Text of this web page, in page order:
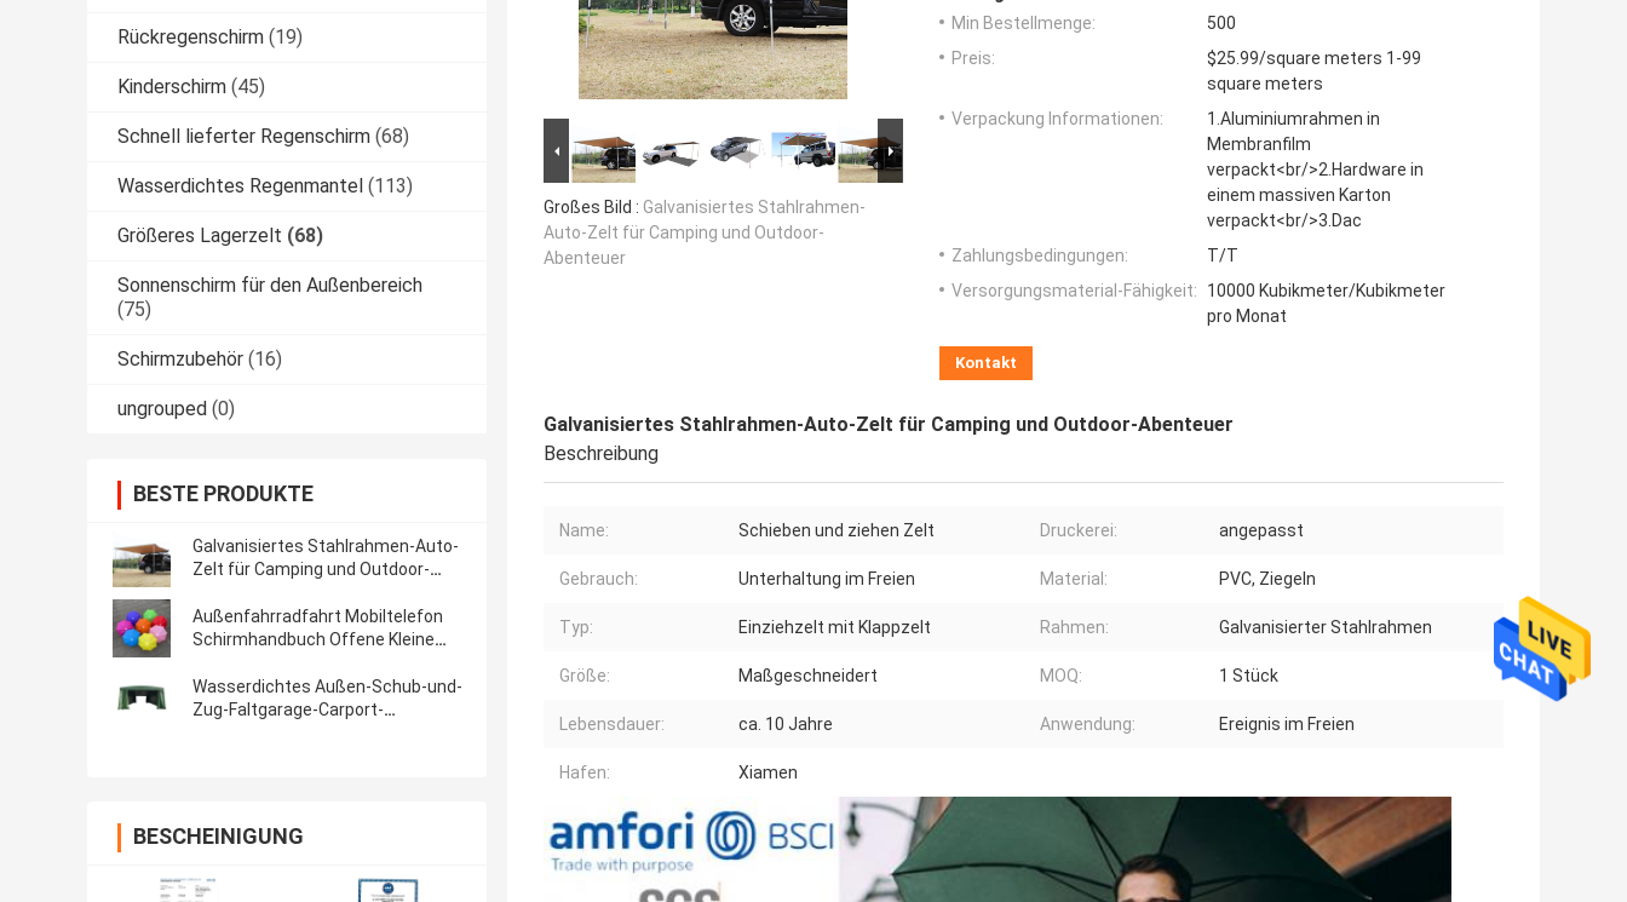
Rückregenschirm (19)
Kinderschirm (45)
Schnell lieferter Regenschirm (68)
Wasserdichtes Regenmantel (113)
Größeres Lagerzelt (68)
Sonnenschirm für den Außenbereich
(75)
Schirmzubehör (16)
ungrouped (0)
BESTE PRODUKTE
Galvanisiertes Stahlrahmen-Auto-
Zelt für Camping und Outdoor-
Außenfahrradfahrt Mobiltelefon
Schirmhandbuch Offene Kleine
Wasserdichtes Außen-Schub-und-
Zug-Faltgarage-Carport-
BESCHEINIGUNG
Großes Bild : Galvanisiertes Stahlrahmen-
Auto-Zelt für Camping und Outdoor-
Abenteuer
Min Bestellmenge:
500
Preis:
$25.99/square meters 1-99
square meters
Verpackung Informationen:
1.Aluminiumrahmen in
Membranfilm
verpackt<br/>2.Hardware in
einem massiven Karton
verpackt<br/>3.Dac
Zahlungsbedingungen:
T/T
Versorgungsmaterial-Fähigkeit:
10000 Kubikmeter/Kubikmeter
pro Monat
Kontakt
Galvanisiertes Stahlrahmen-Auto-Zelt für Camping und Outdoor-Abenteuer
Beschreibung
Name: Schieben und ziehen Zelt Druckerei: angepasst
Gebrauch: Unterhaltung im Freien Material: PVC, Ziegeln
Typ: Einziehzelt mit Klappzelt Rahmen: Galvanisierter Stahlrahmen
Größe: Maßgeschneidert MOQ: 1 Stück
Lebensdauer: ca. 10 Jahre Anwendung: Ereignis im Freien
Hafen: Xiamen